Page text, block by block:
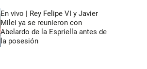
En vivo | Rey Felipe VI y Javier
Milei ya se reunieron con
Abelardo de la Espriella antes de
la posesión